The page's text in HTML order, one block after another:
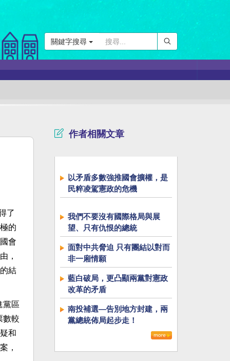
關鍵字搜尋
了
的
會
，
結
黨區
數較
和
，
作者相關文章
以矛盾多數強推國會擴權，是
民粹凌駕憲政的危機
我們不要沒有國際格局與展
望、只有仇恨的總統
面對中共脅迫 只有團結以對而
非一廂情願
藍白破局，更凸顯兩黨對憲政
改革的矛盾
南投補選—告別地方封建，兩
黨總統佈局起步走！